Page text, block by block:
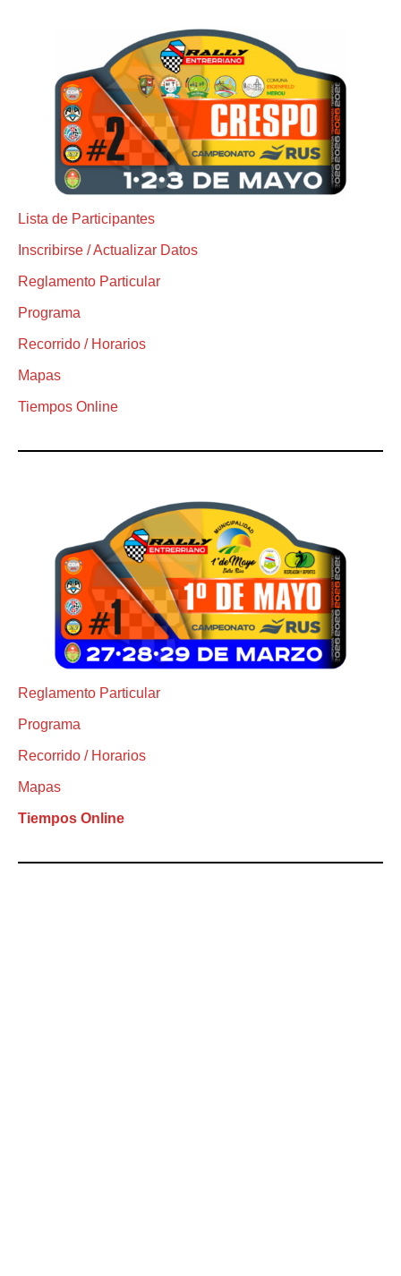
Lista de Participantes
Inscribirse / Actualizar Datos
Reglamento Particular
Programa
Recorrido / Horarios
Mapas
Tiempos Online
Reglamento Particular
Programa
Recorrido / Horarios
Mapas
Tiempos Online